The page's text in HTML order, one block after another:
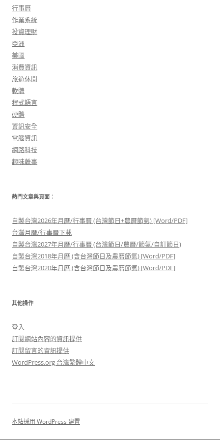
行事曆
作業系統
投資理財
亞洲
美國
消費資訊
旅遊休閒
軟體
程式語言
硬體
資訊安全
電腦資訊
網路科技
趣味軼事
熱門文章與頁面︰
自製台灣2026年月曆/行事曆 (台灣節日+農曆節氣) [Word/PDF]
台灣月曆/行事曆下載
自製台灣2027年月曆/行事曆 (台灣節日/農曆/節氣/自訂節日)
自製台灣2018年月曆 (含台灣節日及農曆節氣) [Word/PDF]
自製台灣2020年月曆 (含台灣節日及農曆節氣) [Word/PDF]
其他操作
登入
訂閱網站內容的資訊提供
訂閱留言的資訊提供
WordPress.org 台灣繁體中文
本站採用 WordPress 建置